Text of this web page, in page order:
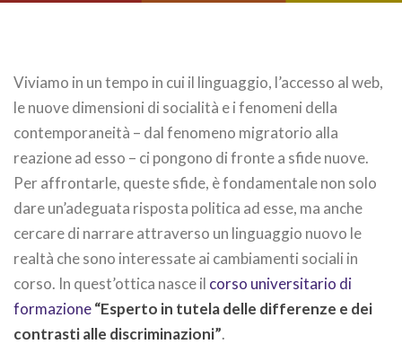
Viviamo in un tempo in cui il linguaggio, l’accesso al web,
le nuove dimensioni di socialità e i fenomeni della
contemporaneità – dal fenomeno migratorio alla
reazione ad esso – ci pongono di fronte a sfide nuove.
Per affrontarle, queste sfide, è fondamentale non solo
dare un’adeguata risposta politica ad esse, ma anche
cercare di narrare attraverso un linguaggio nuovo le
realtà che sono interessate ai cambiamenti sociali in
corso. In quest’ottica nasce il corso universitario di
formazione“Esperto in tutela delle differenze e dei
contrasti alle discriminazioni”.